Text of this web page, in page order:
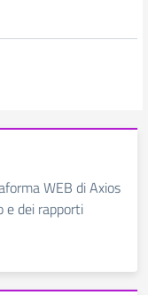
WEB di Axios
e dei rapporti